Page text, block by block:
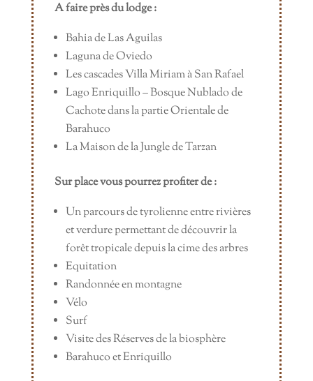
A faire près du lodge :
Bahia de Las Aguilas
Laguna de Oviedo
Les cascades Villa Miriam à San Rafael
Lago Enriquillo – Bosque Nublado de
Cachote dans la partie Orientale de
Barahuco
La Maison de la Jungle de Tarzan
Sur place vous pourrez profiter de :
Un parcours de tyrolienne entre rivières
et verdure permettant de découvrir la
forêt tropicale depuis la cime des arbres
Equitation
Randonnée en montagne
Vélo
Surf
Visite des Réserves de la biosphère
Barahuco et Enriquillo